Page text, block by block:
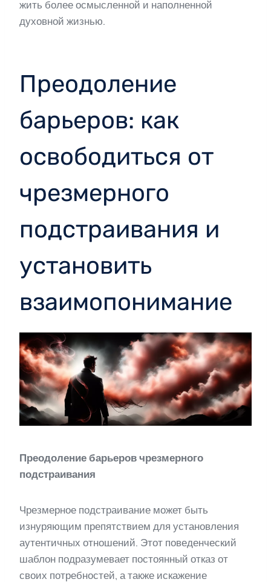
жить более осмысленной и наполненной
духовной жизнью.
Преодоление
барьеров: как
освободиться от
чрезмерного
подстраивания и
установить
взаимопонимание
Преодоление барьеров чрезмерного
подстраивания
Чрезмерное подстраивание может быть
изнуряющим препятствием для установления
аутентичных отношений. Этот поведенческий
шаблон подразумевает постоянный отказ от
своих потребностей, а также искажение